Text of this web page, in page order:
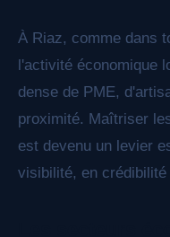
À Riaz, comme dans
l'activité économique
dense de PME,
proximité. Maîtriser
est devenu un levier
visibilité, en